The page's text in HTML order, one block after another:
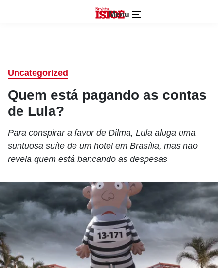
Menu
Uncategorized
Quem está pagando as contas
de Lula?
Para conspirar a favor de Dilma, Lula aluga uma
suntuosa suíte de um hotel em Brasília, mas não
revela quem está bancando as despesas